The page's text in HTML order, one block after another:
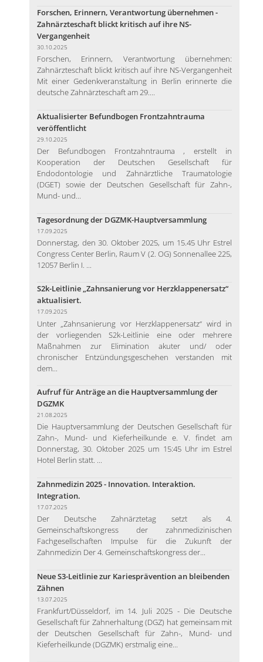
Forschen, Erinnern, Verantwortung übernehmen -
Zahnärzteschaft blickt kritisch auf ihre NS-
Vergangenheit
30.10.2025
Forschen, Erinnern, Verantwortung übernehmen:
Zahnärzteschaft blickt kritisch auf ihre NS-Vergangenheit
Mit einer Gedenkveranstaltung in Berlin erinnerte die
deutsche Zahnärzteschaft am 29....
Aktualisierter Befundbogen Frontzahntrauma
veröffentlicht
29.10.2025
Der Befundbogen Frontzahntrauma , erstellt in
Kooperation der Deutschen Gesellschaft für
Endodontologie und Zahnärztliche Traumatologie
(DGET) sowie der Deutschen Gesellschaft für Zahn-,
Mund- und...
Tagesordnung der DGZMK-Hauptversammlung
17.09.2025
Donnerstag, den 30. Oktober 2025, um 15.45 Uhr Estrel
Congress Center Berlin, Raum V (2. OG) Sonnenallee 225,
12057 Berlin I. ...
S2k-Leitlinie „Zahnsanierung vor Herzklappenersatz“
aktualisiert.
17.09.2025
Unter „Zahnsanierung vor Herzklappenersatz“ wird in
der vorliegenden S2k-Leitlinie eine oder mehrere
Maßnahmen zur Elimination akuter und/ oder
chronischer Entzündungsgeschehen verstanden mit
dem...
Aufruf für Anträge an die Hauptversammlung der
DGZMK
21.08.2025
Die Hauptversammlung der Deutschen Gesellschaft für
Zahn-, Mund- und Kieferheilkunde e. V. findet am
Donnerstag, 30. Oktober 2025 um 15:45 Uhr im Estrel
Hotel Berlin statt. ...
Zahnmedizin 2025 - Innovation. Interaktion.
Integration.
17.07.2025
Der Deutsche Zahnärztetag setzt als 4.
Gemeinschaftskongress der zahnmedizinischen
Fachgesellschaften Impulse für die Zukunft der
Zahnmedizin Der 4. Gemeinschaftskongress der...
Neue S3-Leitlinie zur Kariesprävention an bleibenden
Zähnen
13.07.2025
Frankfurt/Düsseldorf, im 14. Juli 2025 - Die Deutsche
Gesellschaft für Zahnerhaltung (DGZ) hat gemeinsam mit
der Deutschen Gesellschaft für Zahn-, Mund- und
Kieferheilkunde (DGZMK) erstmalig eine...